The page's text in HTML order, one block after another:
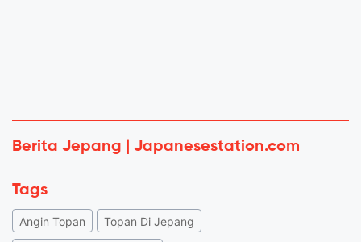
Berita Jepang | Japanesestation.com
Tags
Angin Topan Topan Di Jepang